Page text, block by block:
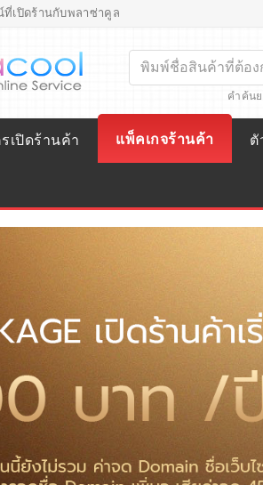
ที่เปิดร้านกับพลาซ่าคูล
คำค้นย
เปิดร้านค้า แพ็คเกจร้านค้า ตั